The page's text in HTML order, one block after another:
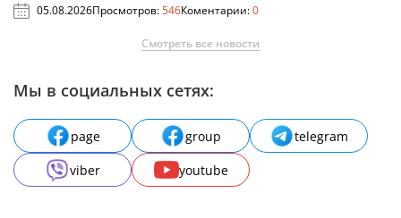
05.08.2026Просмотров:546Коментарии:0
Смотреть все новости
Мы в социальных сетях:
page group
telegram
viber
youtube